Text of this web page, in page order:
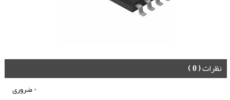
نظرات( 0 )
*ضروری